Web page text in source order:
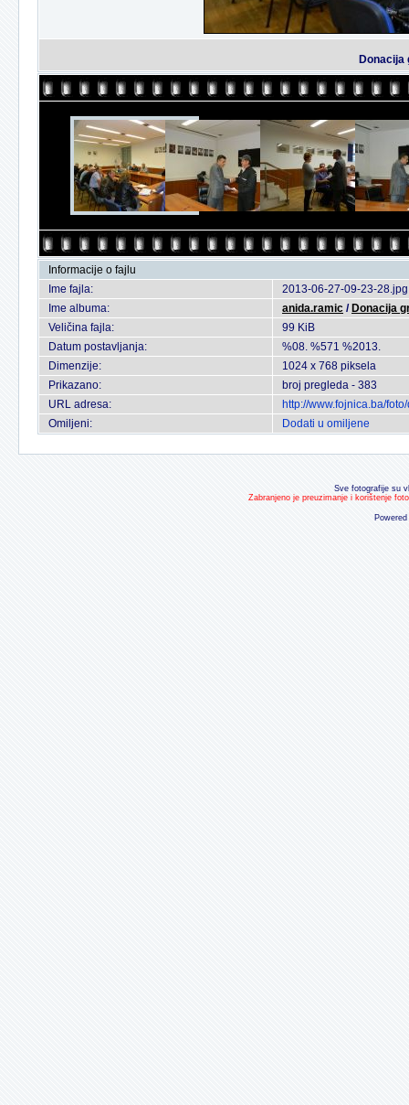
Informacije o fajlu
Ime fajla:
2013-06-27-09-23-28.jpg
Ime albuma:
anida.ramic / Donacija
Veličina fajla:
99 KiB
Datum postavljanja:
%08. %571 %2013.
Dimenzije:
1024 x 768 piksela
Prikazano:
broj pregleda - 383
URL adresa:
http://www.fojnica.ba/
Omiljeni:
Dodati u omiljene
Sve fotografije su
Zabranjeno je preuzimanje i korištenje